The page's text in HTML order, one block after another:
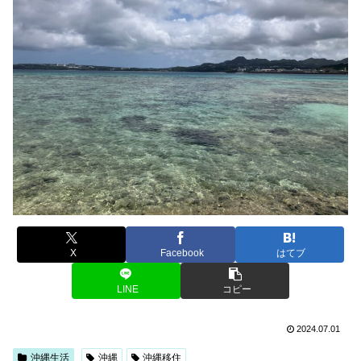
X Facebook はてブ
LINE コピー
2024.07.01
沖縄生活 沖縄 沖縄移住